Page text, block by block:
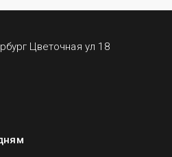
Цветочная ул 18